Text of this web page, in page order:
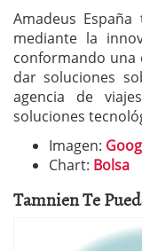
Amadeus
mediante la
conformando una
dar soluciones
agencia de
soluciones
Imagen:
Chart: Bolsa
Tamnien Te